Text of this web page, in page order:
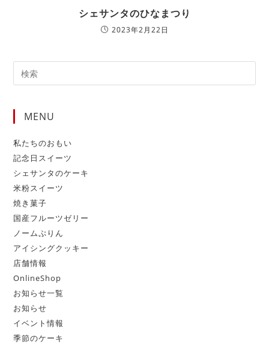
シェサンタのひなまつり
2023年2月22日
MENU
私たちのおもい
記念日スイーツ
シェサンタのケーキ
米粉スイーツ
焼き菓子
国産フルーツゼリー
ノームぷりん
アイシングクッキー
店舗情報
OnlineShop
お知らせ一覧
お知らせ
イベント情報
季節のケーキ